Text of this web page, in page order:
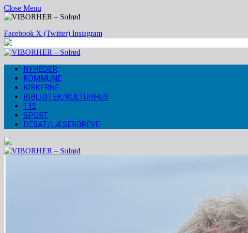
Close Menu
Facebook X (Twitter) Instagram
NYHEDER
KOMMUNE
KIRKERNE
BIBLIOTEK/KULTURHUS
112
SPORT
DEBAT/LÆSERBREVE